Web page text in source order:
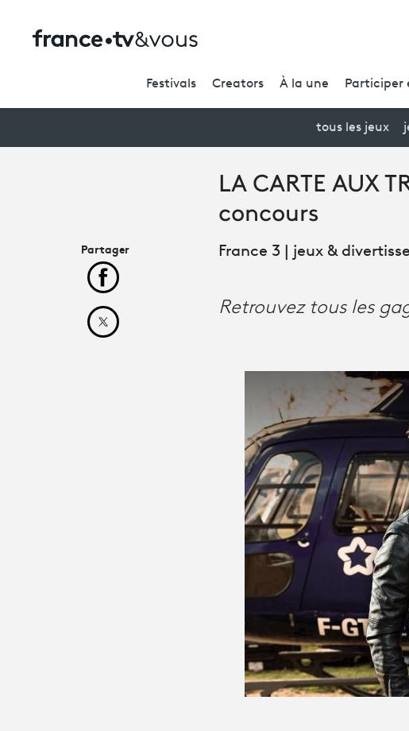
Festivals Creators À la une Participer
tous les jeux
LA CARTE AUX
concours
France 3 | jeux &
Retrouvez tous les
Partager
Partager cet article sur Facebook
Partager cet article sur X